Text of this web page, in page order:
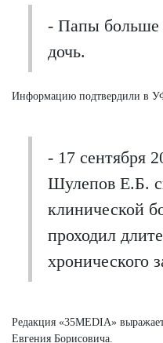
- Папы больше
дочь.
Информацию подтвердили в
- 17 сентября
Шулепов Е.Б.
клинической
проходил
хронического
Редакция «35MEDIA»
Евгения Борисовича.